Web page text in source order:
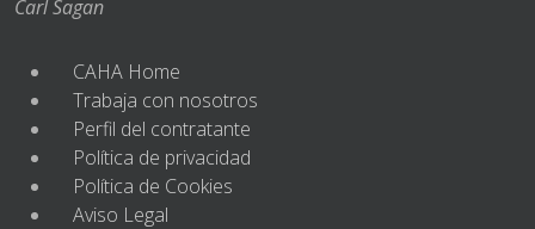
Carl Sagan
CAHA Home
Trabaja con nosotros
Perfil del contratante
Política de privacidad
Política de Cookies
Aviso Legal